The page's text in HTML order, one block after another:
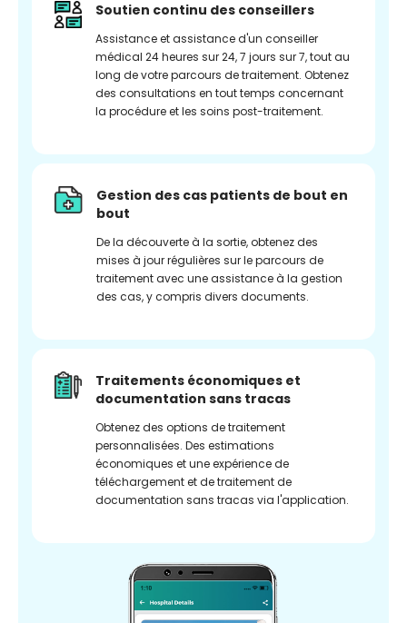
Soutien continu des conseillers
Assistance et assistance d'un conseiller
médical 24 heures sur 24, 7 jours sur 7, tout au
long de votre parcours de traitement. Obtenez
des consultations en tout temps concernant
la procédure et les soins post-traitement.
Gestion des cas patients de bout en
bout
De la découverte à la sortie, obtenez des
mises à jour régulières sur le parcours de
traitement avec une assistance à la gestion
des cas, y compris divers documents.
Traitements économiques et
documentation sans tracas
Obtenez des options de traitement
personnalisées. Des estimations
économiques et une expérience de
téléchargement et de traitement de
documentation sans tracas via l'application.